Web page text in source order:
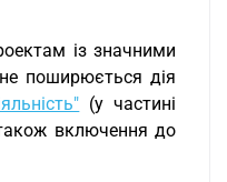
із значними
не поширюється дія
(у частині
включення до